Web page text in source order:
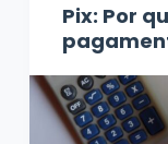
Pix: Por